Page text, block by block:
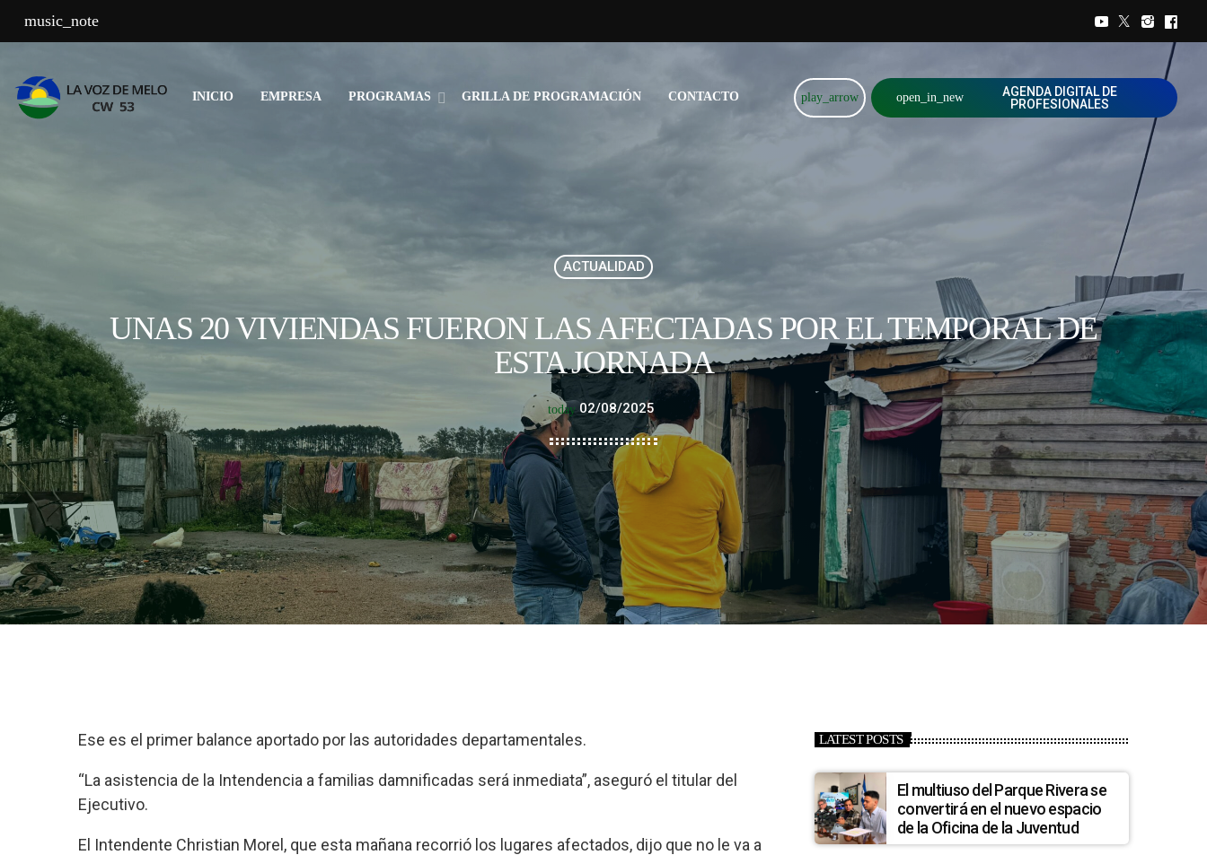
music_note
INICIO EMPRESA PROGRAMAS GRILLA DE PROGRAMACIÓN CONTACTO play_arrow open_in_new
AGENDA DIGITAL DE
PROFESIONALES
ACTUALIDAD
UNAS 20 VIVIENDAS FUERON LAS AFECTADAS POR EL TEMPORAL DE
ESTA JORNADA
today 02/08/2025
Ese es el primer balance aportado por las autoridades departamentales.
“La asistencia de la Intendencia a familias damnificadas será inmediata”, aseguró el titular del
Ejecutivo.
El Intendente Christian Morel, que esta mañana recorrió los lugares afectados, dijo que no le va a
LATEST POSTS
El multiuso del Parque Rivera se
convertirá en el nuevo espacio
de la Oficina de la Juventud